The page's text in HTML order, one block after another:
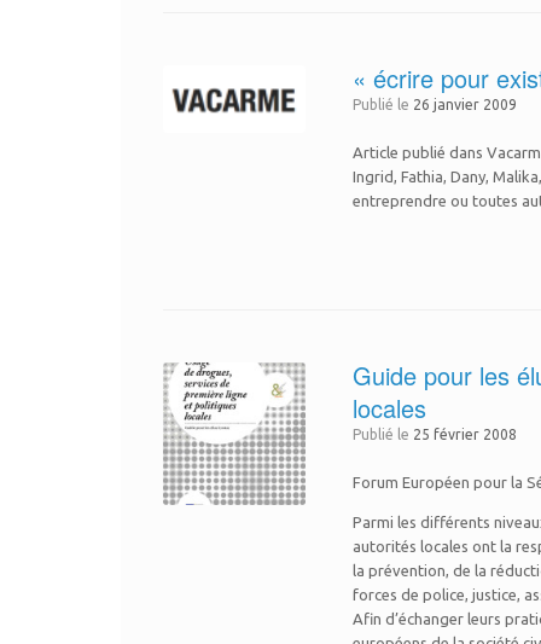
« écrire pour
Publié le 26 janvier 2009
Article publié dans
Ingrid, Fathia, Dany,
entreprendre ou toutes
Guide pour les
locales
Publié le 25 février 2008
Forum Européen pour la
Parmi les différents
autorités locales ont la
la prévention, de la
forces de police, justice,
Afin d’échanger leurs